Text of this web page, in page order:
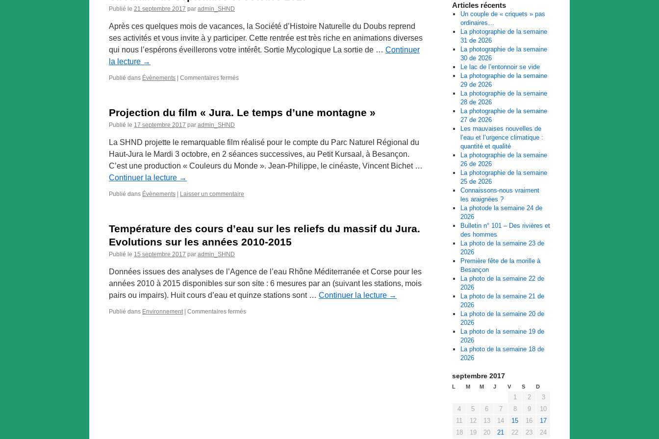
Publié le 21 septembre 2017 par admin_SHND
Après ces quelques mois de vacances, la Société d’Histoire Naturelle du Doubs reprend
ses activités et vous invite à y participer. Cette rentrée est très riche en animations diverses
qui nous l’espérons éveillerons votre intérêt. Sortie Mycologique La sortie de … Continuer
la lecture →
Publié dans Évènements Commentaires ferméssur
Projection du film « Jura. Le temps d’une montagne »
Publié le 17 septembre 2017 par admin_SHND
La SHND projette le remarquable film réalisé pour le compte du Parc Naturel Régional du
Haut-Jura le Mardi 3 octobre, en 2 séances successives, au Petit Kursaal, à Besançon.
C’est une production « Couleurs du Monde ». Jean-Philippe, le cinéaste, Vincent Bichet …
Continuer la lecture →
Publié dans Évènements Laisser un commentaire
Température des cours d’eau sur les reliefs du massif du Jura.
Evolutions sur les années 2010-2015
Publié le 15 septembre 2017 par admin_SHND
Données issues des analyses de l’Agence de l’eau Rhône Méditerranée et Corse pour les
années 2010 à 2015 disponibles sur son site : 6 mesures par an (suivant les stations, mois
pairs ou impairs). Huit cours d’eau et quinze stations sont … Continuer la lecture →
Publié dans Environnement Commentaires ferméssur
Articles récents
Un couple de « criquets » pas
ordinaires…
La photographie de la semaine
31 de 2026
La photographie de la semaine
30 de 2026
Le lac de l’entonnoir se vide
La photographie de la semaine
29 de 2026
La photographie de la semaine
28 de 2026
La photographie de la semaine
27 de 2026
Les mauvaises nouvelles de
l’eau et l’urgence climatique :
quantité et qualité
La photographie de la semaine
26 de 2026
La photographie de la semaine
25 de 2026
Connaissons-nous vraiment
les araignées ?
La photode la semaine 24 de
2026
Bulletin n° 101 – Des rivières et
des hommes
La photo de la semaine 23 de
2026
Première fête de la morille à
Besançon
La photo de la semaine 22 de
2026
La photo de la semaine 21 de
2026
La photo de la semaine 20 de
2026
La photo de la semaine 19 de
2026
La photo de la semaine 18 de
2026
septembre 2017
L M M J V S D
1 2
3
4
5 6 7 8 9
10
11
12 13 14 15 16
17
18
19 20 21 22 23 24